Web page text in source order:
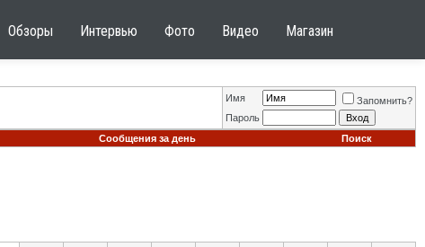
Обзоры Интервью Фото Видео Магазин
Имя
Запомнить?
Пароль
Сообщения за день Поиск